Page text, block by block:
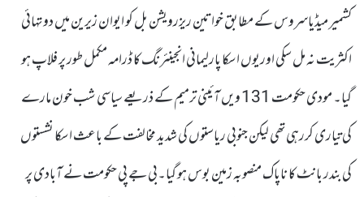
کشمیر میڈیاسروس کے مطابق خواتین ریزرویشن بل کو ایوان زیرین میں دو تہائی
اکثریت نہ مل سکی اوریوں اسکا پارلیمانی انجینئرنگ کا ڈرامہ مکمل طور پر فلاپ ہو
گیا۔ مودی حکومت 131 ویں آئینی ترمیم کے ذریعے سیاسی شب خون مارے
کی تیاری کررہی تھی لیکن جنوبی ریاستوں کی شدید مخالفت کے باعث اسکا نشستوں
کی بندر بانٹ کا ناپاک منصوبہ زمین بوس ہو گیا۔بی جے پی حکومت نے آبادی پر